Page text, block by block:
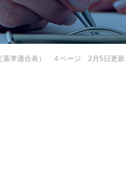
基準適合表） ４ページ 2月5日更新